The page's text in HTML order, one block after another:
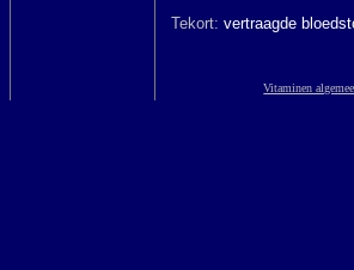
Tekort: vertraagde
Vitaminen